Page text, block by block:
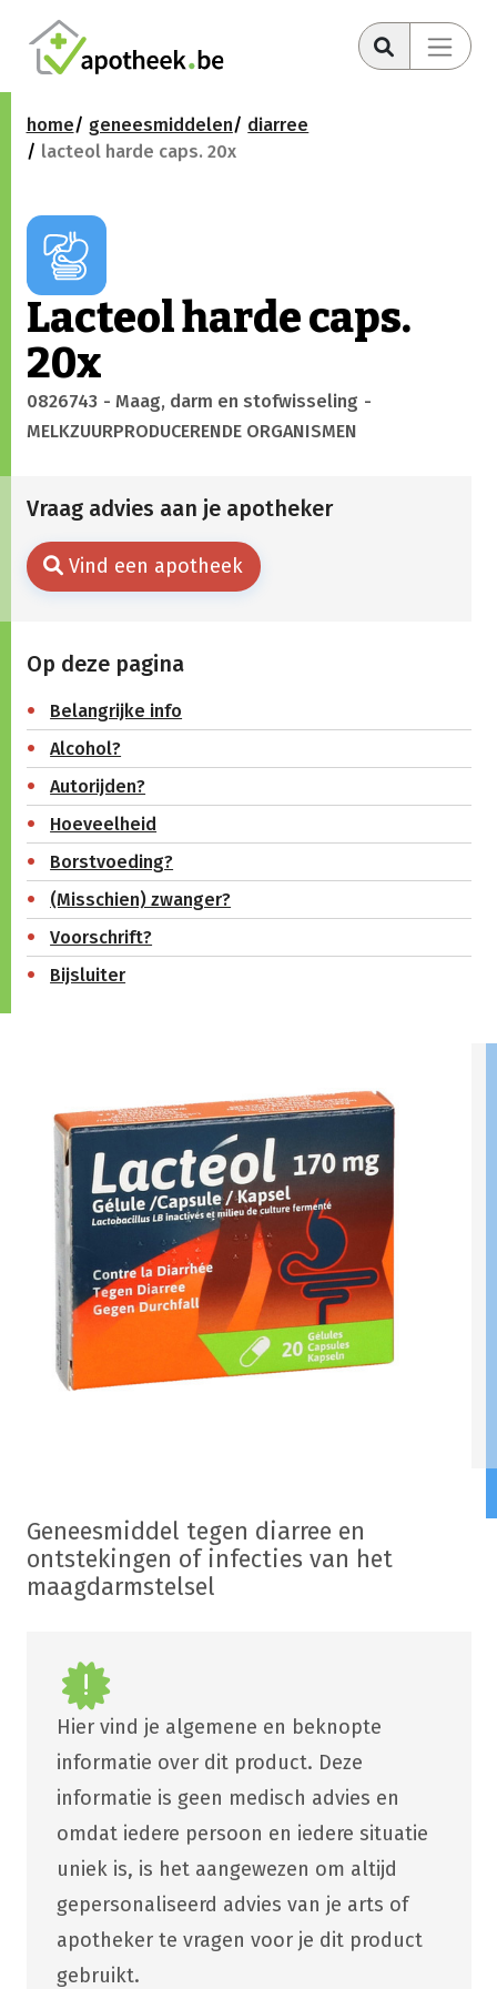
home geneesmiddelen
diarree
lacteol harde caps. 20x
Lacteol harde caps.
20x
0826743 - Maag, darm en stofwisseling -
MELKZUURPRODUCERENDE ORGANISMEN
Vraag advies aan je apotheker
Vind een apotheek
Op deze pagina
Belangrijke info
Alcohol?
Autorijden?
Hoeveelheid
Borstvoeding?
(Misschien) zwanger?
Voorschrift?
Bijsluiter
Geneesmiddel tegen diarree en
ontstekingen of infecties van het
maagdarmstelsel
Hier vind je algemene en beknopte
informatie over dit product. Deze
informatie is geen medisch advies en
omdat iedere persoon en iedere situatie
uniek is, is het aangewezen om altijd
gepersonaliseerd advies van je arts of
apotheker te vragen voor je dit product
gebruikt.